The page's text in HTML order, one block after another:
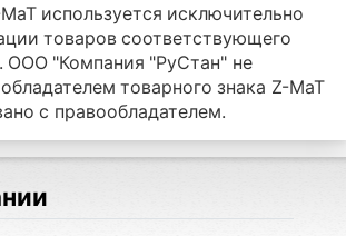
используется исключительно
товаров соответствующего
ООО "Компания "РуСтан" не
товарного знака Z-MaT
с правообладателем.